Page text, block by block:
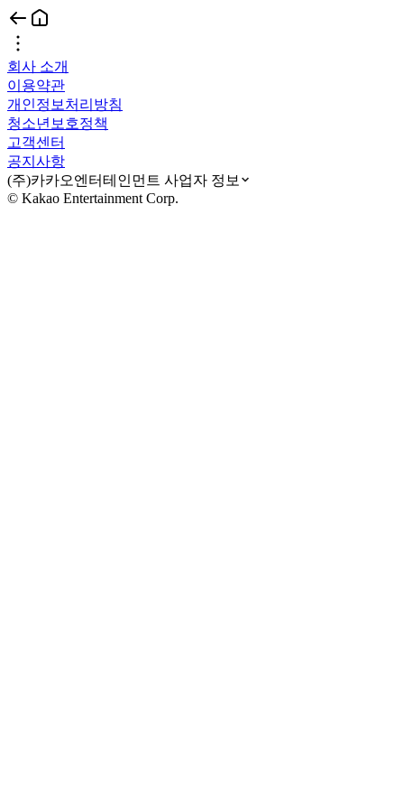
회사 소개
이용약관
개인정보처리방침
청소년보호정책
고객센터
공지사항
(주)카카오엔터테인먼트 사업자 정보
© Kakao Entertainment Corp.